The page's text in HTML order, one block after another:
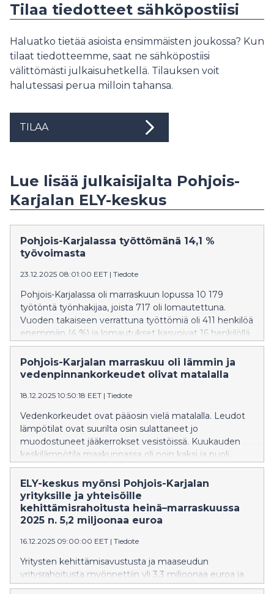
Tilaa tiedotteet sähköpostiisi
Haluatko tietää asioista ensimmäisten joukossa? Kun
tilaat tiedotteemme, saat ne sähköpostiisi
välittömästi julkaisuhetkellä. Tilauksen voit
halutessasi perua milloin tahansa.
TILAA
Lue lisää julkaisijalta Pohjois-
Karjalan ELY-keskus
Pohjois-Karjalassa työttömänä 14,1 %
työvoimasta
23.12.2025 08:01:00 EET | Tiedote
Pohjois-­Karjalassa oli marraskuun lopussa 10 179
työtöntä työnhakijaa, joista 717 oli lomautettuna.
Vuoden takaiseen verrattuna työttömiä oli 411 henkilöä
enemmän (4 %) ja lomautukset kasvoivat 16 henkilöllä
( 2 %).
Pohjois-Karjalan marraskuu oli lämmin ja
vedenpinnankorkeudet olivat matalalla
18.12.2025 10:50:18 EET | Tiedote
Vedenkorkeudet ovat pääosin vielä matalalla. Leudot
lämpötilat ovat suurilta osin sulattaneet jo
muodostuneet jääkerrokset vesistöissä. Kuukauden
keskilämpötila maakunnassa oli noin kaksi ja puoli
astetta keskimääräistä lämpimämpi.
ELY-keskus myönsi Pohjois-Karjalan
yrityksille ja yhteisöille
kehittämisrahoitusta heinä–marraskuussa
2025 n. 5,2 miljoonaa euroa
16.12.2025 09:00:00 EET | Tiedote
Yritysten kehittämisavustusta ja maaseudun
yritysrahoitusta myönnettiin yli 3,3 miljoonaa euroa ja
maatilojen investointitukea yli 800 tuhatta euroa.